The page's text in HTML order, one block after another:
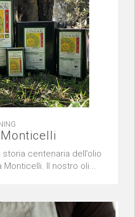
storia centenaria dell’olio
Monticelli. Il nostro oli...